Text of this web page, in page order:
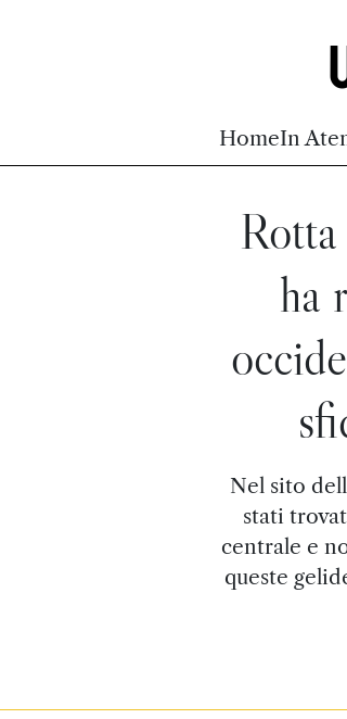
HomeIn
ha
Nel sito
stati
centrale e
queste